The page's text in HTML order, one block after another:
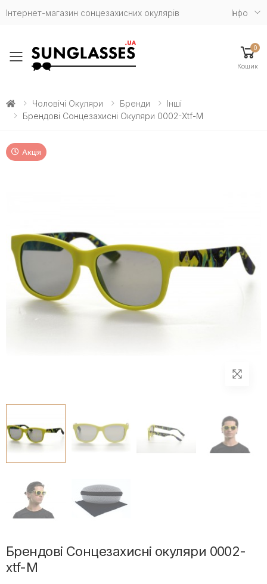
Інтернет-магазин сонцезахисних окулярів Iнфо
Toggle mobile menu
0
Кошик
Чоловічі Окуляри Бренди
Інші
Брендові Сонцезахисні Окуляри 0002-Xtf-M
Акція
Брендові Сонцезахисні окуляри 0002-
xtf-M